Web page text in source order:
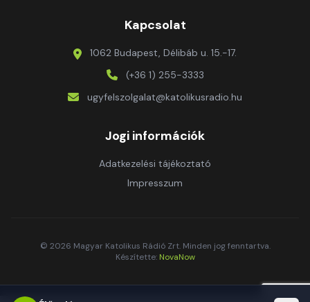
Kapcsolat
1062 Budapest, Délibáb u. 15.-17.
(+36 1) 255-3333
ugyfelszolgalat@katolikusradio.hu
Jogi információk
Adatkezelési tájékoztató
Impresszum
© 2026 Magyar Katolikus Rádió Zrt. Minden jog fenntartva.
Készítette: NovaNow